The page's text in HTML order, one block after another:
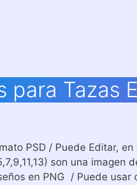
para Tazas
PSD / Puede Editar,
son una imagen
en PNG / Puede